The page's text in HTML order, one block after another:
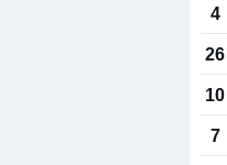
4
26
10
7